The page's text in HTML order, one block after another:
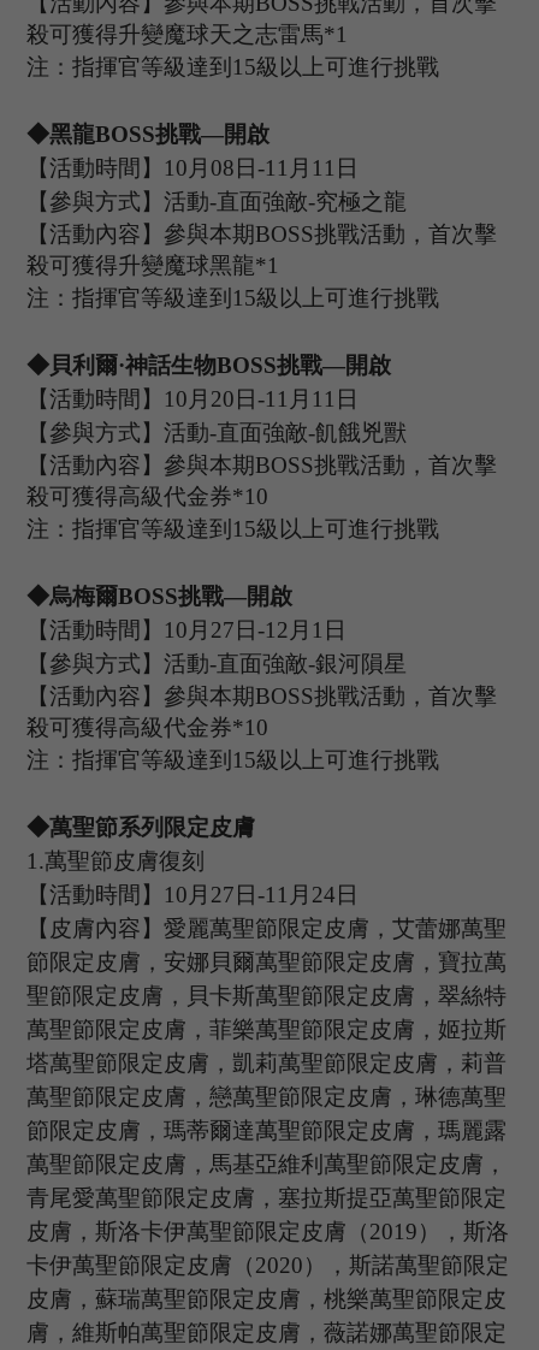
殺可獲得升變魔球天之志雷馬*1
注：指揮官等級達到 15級以上可進行挑戰
◆黑龍BOSS挑戰—開啟
【活動時間】 10 月08 日-11 月 11 日
【參與方式】活動-直面強敵-究極之龍
【活動內容】參與本期BOSS挑戰活動，首次擊
殺可獲得升變魔球黑龍*1
注：指揮官等級達到 15級以上可進行挑戰
◆貝利爾·神話生物BOSS挑戰—開啟
【活動時間】 10 月 20 日-11 月 11 日
【參與方式】活動-直面強敵-飢餓兇獸
【活動內容】參與本期BOSS挑戰活動，首次擊
殺可獲得高級代金券*10
注：指揮官等級達到 15級以上可進行挑戰
◆烏梅爾BOSS挑戰—開啟
【活動時間】 10 月 27 日-12 月 1 日
【參與方式】活動-直面強敵-銀河隕星
【活動內容】參與本期BOSS挑戰活動，首次擊
殺可獲得高級代金券*10
注：指揮官等級達到 15級以上可進行挑戰
◆萬聖節系列限定皮膚
1.萬聖節皮膚復刻
【活動時間】 10 月 27 日-11 月 24 日
【皮膚內容】愛麗萬聖節限定皮膚，艾蕾娜萬聖
節限定皮膚，安娜貝爾萬聖節限定皮膚，寶拉萬
聖節限定皮膚，貝卡斯萬聖節限定皮膚，翠絲特
萬聖節限定皮膚，菲樂萬聖節限定皮膚，姬拉斯
塔萬聖節限定皮膚，凱莉萬聖節限定皮膚，莉普
萬聖節限定皮膚，戀萬聖節限定皮膚，琳德萬聖
節限定皮膚，瑪蒂爾達萬聖節限定皮膚，瑪麗露
萬聖節限定皮膚，馬基亞維利萬聖節限定皮膚，
青尾愛萬聖節限定皮膚，塞拉斯提亞萬聖節限定
皮膚，斯洛卡伊萬聖節限定皮膚（2019）
，斯洛
卡伊萬聖節限定皮膚（2020） ，斯諾萬聖節限定
皮膚 ，蘇瑞萬聖節限定皮膚 ，桃樂萬聖節限定皮
膚 ，維斯帕萬聖節限定皮膚 ，薇諾娜萬聖節限定